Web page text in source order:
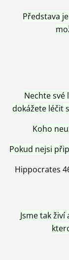
Představa
Nechte své
dokážete léčit
Koho
Pokud nejsi
Hippocrates
Jsme tak